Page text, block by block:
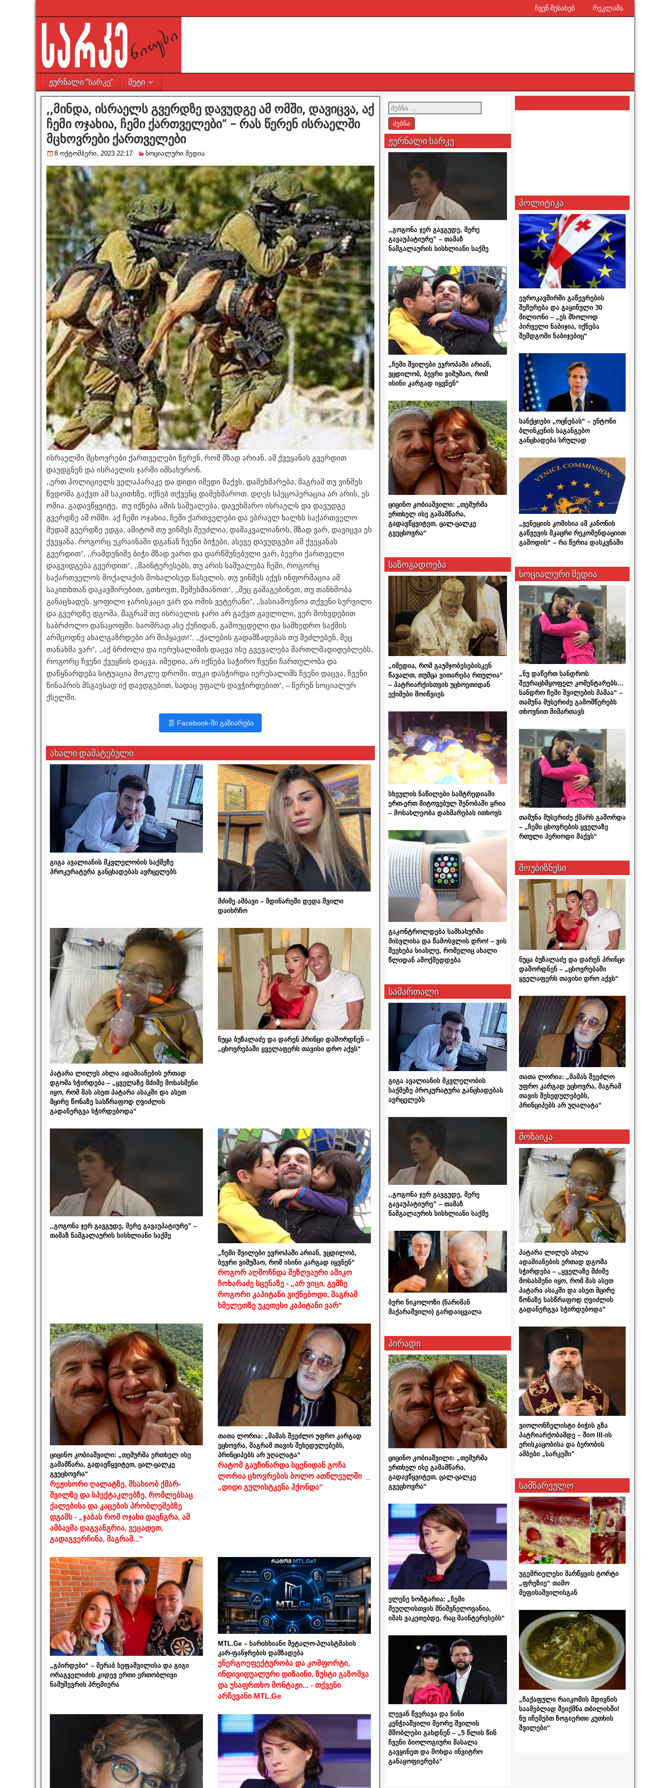
ჩვენ შესახებ რეკლამა
ჟურნალი ”სარკე” მეტი
,,მინდა, ისრაელს გვერდზე დავუდგე ამ ომში, დავიცვა, აქ
ჩემი ოჯახია, ჩემი ქართველები” – რას წერენ ისრაელში
მცხოვრები ქართველები
8 ოქტომბერი, 2023 22:17 სოციალური მედია
ისრაელში მცხოვრები ქართველები წერენ, რომ მზად არიან, ამ ქვეყანას გვერდით
დაუდგნენ და ისრაელის ჯარში იმსახურონ.
,,ერთ პოლიციელს ველაპარაკე და დიდი იმედი მაქვს, დამეხმარება, მაგრამ თუ ვინმეს
წვდომა გაქვთ ამ საკითხზე, იქნებ თქვენც დამეხმაროთ. დღეს სპეცოპერაცია არ არის, ეს
ომია. გადავწყვიტე, თუ იქნება ამის საშუალება, დავეხმარო ისრაელს და დავუდგე
გვერდზე ამ ომში. აქ ჩემი ოჯახია, ჩემი ქართველები და ებრაელ ხალხს საქართველო
მუდამ გვერდზე ედგა, ამიტომ თუ ვინმეს შეუძლია, დამაკვალიანოს, მზად ვარ, დავიცვა ეს
ქვეყანა. როგორც უკრაინაში დგანან ჩვენი ბიჭები, ასევე დავუდგები ამ ქვეყანას
გვერდით”, ,,რამდენიმე ბიჭი მზად ვართ და დარწმუნებული ვარ, ბევრი ქართველი
დაგვიდგება გვერდით”, ,,მაინტერესებს, თუ არის საშუალება ჩემი, როგორც
საქართველოს მოქალაქის მოხალისედ წასვლის. თუ ვინმეს აქვს ინფორმაცია ამ
საკითხთან დაკავშირებით, გთხოვთ, შემეხმიანოთ”, ,,მეც გამაგებინეთ, თუ თანხმობა
განაცხადეს. ყოფილი ჯარისკაცი ვარ და ომის ვეტერანი”, ,,სასიამოვნოა თქვენი სურვილი
და გვერდზე დგომა, მაგრამ თუ ისრაელის ჯარი არ გაქვთ გავლილი, ვერ მოხვდებით
საბრძოლო დანაყოფში. საომრად ასე ქუჩიდან, გამოუცდელი და სამხედრო საქმის
არმცოდნე ახალგაზრდები არ მიჰყავთ!”, ,,ქალების გადამზადებას თუ შეძლებენ, მეც
თანახმა ვარ”, ,,აქ ბრძოლა და იერუსალიმის დაცვა ისე გვევალება მართლმადიდებლებს,
როგორც ჩვენი ქვეყნის დაცვა. იმედია, არ იქნება საჭირო ჩვენი ჩართულობა და
დაწყნარდება სიტუაცია მოკლე დროში. თუკი დასჭირდა იერუსალიმს ჩვენი დაცვა, ჩვენი
წინაპრის მსგავსად იქ დავდგებით, სადაც უფალს დავჭირდებით”, – წერენ სოციალურ
ქსელში.
Facebook-ში გაზიარება
ახალი დამატებული
გიგა ავალიანის მკვლელობის საქმეზე
პროკურატურა განცხადებას ავრცელებს
მძიმე ამბავი – მდინარეში დედა შვილი
დაიხრჩო
პატარა ლილეს ახლა ადამიანების ერთად
დგომა სჭირდება – „ყველაზე მძიმე მოსასმენი
იყო, რომ მას ასეთ პატარა ასაკში და ასეთ
მცირე წონაზე სასწრაფოდ ღვიძლის
გადანერგვა სჭირდებოდა“
ნუცა ბუზალაძე და დარენ პრინცი დაშორდნენ –
„ცხოვრებაში ყველაფერს თავისი დრო აქვს“
,,გოგონა ჯერ გავგუდე, მერე გავაუპატიურე” –
თამაზ ნამგალაურის სისხლიანი საქმე
„ჩემი შვილები ევროპაში არიან, ვცდილობ,
ბევრი ვიმუშაო, რომ ისინი კარგად იყვნენ“
როგორ აღმოჩნდა მეზღვაური ამიკო
ჩოხარაძე სცენაზე - „არ ვიცი, გემზე
როგორი კაპიტანი ვიქნებოდი, მაგრამ
ხმელეთზე უკეთესი კაპიტანი ვარ“
ციცინო კობიაშვილი: „თემურმა ერთხელ ისე
გამამწარა, გადავწყვიტეთ, ცალ-ცალკე
გვეცხოვრა“
რეჟისორი ღალატზე, მსახიობ ქმარ-
შვილზე და სპექტაკლებზე, რომლებსაც
ქალებისა და კაცების პრობლემებზე
დგამს - „ჯაბას რომ ოჯახი დაენგრა, ამ
ამბავმა დაგვანგრია, ვეცადეთ,
გადაგვერჩინა, მაგრამ...“
თათა ლორია: „მამას შეეძლო უფრო კარგად
ეცხოვრა, მაგრამ თავის შეხედულებებს,
პრინციპებს არ უღალატა“
რატომ გაუჩინარდა სცენიდან გოჩა
ლორია ცხოვრების ბოლო ათწლეულში _
„დიდი გულისტკენა ჰქონდა“
„გპირდები“ – მერაბ სეფაშვილისა და გიგი
ორაგველიძის კიდევ ერთი ერთობლივი
ნამუშევრის პრემიერა
MTL.Ge – ხარისხიანი მეტალო-პლასტმასის
კარ-ფანჯრების დამზადება
ენერგოეფექტურობა და კომფორტი,
ინდივიდუალური დიზაინი, ზუსტი გაზომვა
და უსაფრთხო მონტაჟი... - თქვენი
არჩევანი MTL.Ge
ჟურნალი სარკე
,,გოგონა ჯერ გავგუდე, მერე
გავაუპატიურე” – თამაზ
ნამგალაურის სისხლიანი საქმე
„ჩემი შვილები ევროპაში არიან,
ვცდილობ, ბევრი ვიმუშაო, რომ
ისინი კარგად იყვნენ“
ციცინო კობიაშვილი: „თემურმა
ერთხელ ისე გამამწარა,
გადავწყვიტეთ, ცალ-ცალკე
გვეცხოვრა“
საზოგადოება
„იმედია, რომ გაუმჯობესებისკენ
წავალთ, თუმცა ვითარება რთულია“
– პატრიარქისთვის უცხოეთიდან
ექიმები მოიწვიეს
სხეულის ნაწილები სამტრედიაში
ერთ-ერთ მიტოვებულ შენობაში ყრია
– მოსახლეობა დახმარებას ითხოვს
გაკონტროლდება სამსახურში
მისვლისა და წამოსვლის დრო! – ვის
შეეხება სიახლე, რომელიც ახალი
წლიდან ამოქმედდება
სამართალი
გიგა ავალიანის მკვლელობის
საქმეზე პროკურატურა განცხადებას
ავრცელებს
,,გოგონა ჯერ გავგუდე, მერე
გავაუპატიურე” – თამაზ
ნამგალაურის სისხლიანი საქმე
ბერი ნიკოლოზი (ნარიმან
მაქარაშვილი) გარდაიცვალა
პირადი
ციცინო კობიაშვილი: „თემურმა
ერთხელ ისე გამამწარა,
გადავწყვიტეთ, ცალ-ცალკე
გვეცხოვრა“
ელენე ხოშტარია: „ჩემი
მეუღლისთვის მნიშვნელოვანია,
იმას ვაკეთებდე, რაც მაინტერესებს“
ლევან წვერავა და ნინი
კენჭიაშვილი მეორე შვილის
მშობლები გახდნენ – „5 წლის წინ
ჩვენი ბიოლოგიური მასალა
გავყინეთ და მოხდა ინვიტრო
განაყოფიერება“
პოლიტიკა
ევროკავშირში გაწევრების
შეჩერება და გაყინული 30
მილიონი – „ეს მხოლოდ
პირველი ნაბიჯია, იქნება
შემდგომი ნაბიჯებიც“
სანქციები „ოცნებას“ – ენტონი
ბლინკენის საგანგებო
განცხადება სრულად
„ვენეციის კომისია ამ კანონის
გაწვევის მკაცრი რეკომენდაციით
გამოდის“ – რა წერია დასკვნაში
სოციალური მედია
„ნუ დაწერთ სანდროს
შეურაცხმყოფელ კომენტარებს…
სანდრო ჩემი შვილების მამაა“ –
თამუნა მუსერიძე გამომწერებს
თხოვნით მიმართავს
თამუნა მუსერიძე ქმარს გაშორდა
– „ჩემი ცხოვრების ყველაზე
რთული პერიოდი მაქვს“
შოუბიზნესი
ნუცა ბუზალაძე და დარენ პრინცი
დაშორდნენ – „ცხოვრებაში
ყველაფერს თავისი დრო აქვს“
თათა ლორია: „მამას შეეძლო
უფრო კარგად ეცხოვრა, მაგრამ
თავის შეხედულებებს,
პრინციპებს არ უღალატა“
მოზაიკა
პატარა ლილეს ახლა
ადამიანების ერთად დგომა
სჭირდება – „ყველაზე მძიმე
მოსასმენი იყო, რომ მას ასეთ
პატარა ასაკში და ასეთ მცირე
წონაზე სასწრაფოდ ღვიძლის
გადანერგვა სჭირდებოდა“
ვიოლონჩელისტი ბიჭის გზა
პატრიარქობამდე – შიო III-ის
ერისკაცობისა და ბერობის
ამბები „სარკეში”
სამზარეულო
უგემრიელესი მარწყვის ტორტი
„ფრეზიე“ თამო
მეფისაშვილისგან
„ჩაქაფული რაიკომის მდივნის
საამებლად შეიქმნა თბილისში!
ნუ იჩემებთ ზოგიერთი კუთხის
შვილები“